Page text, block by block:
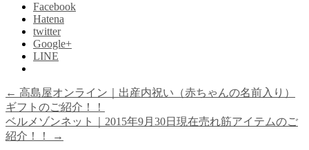
Facebook
Hatena
twitter
Google+
LINE
← 高島屋オンライン｜出産内祝い（赤ちゃんの名前入り）
ギフトのご紹介！！
ベルメゾンネット｜2015年9月30日現在売れ筋アイテムのご
紹介！！
→